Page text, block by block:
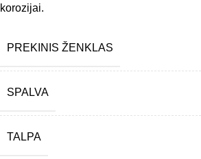
korozijai.
PREKINIS ŽENKLAS
SPALVA
TALPA